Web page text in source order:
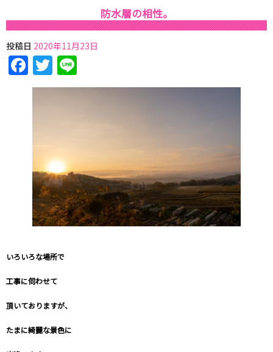
防水層の相性。
投稿日 2020年11月23日
Facebook
Twitter
いろいろな場所で
工事に伺わせて
頂いておりますが、
たまに綺麗な景色に